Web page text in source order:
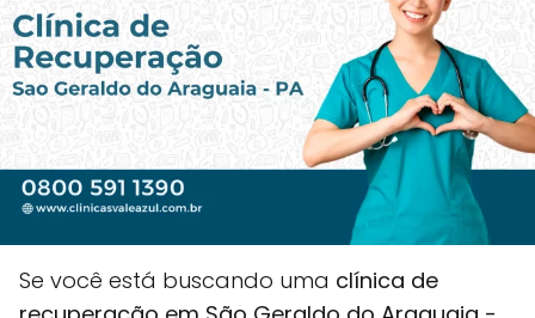
Se você está buscando uma clínica de